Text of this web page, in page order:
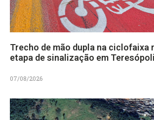
Trecho de mão dupla na ciclofaixa
etapa de sinalização em
07/08/2026